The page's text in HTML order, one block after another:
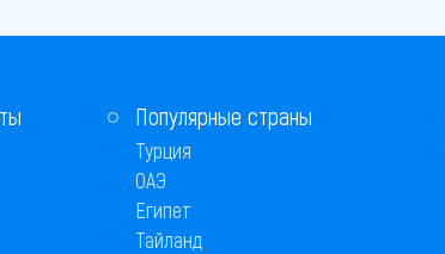
Популярные страны
Турция
ОАЭ
Египет
Тайланд